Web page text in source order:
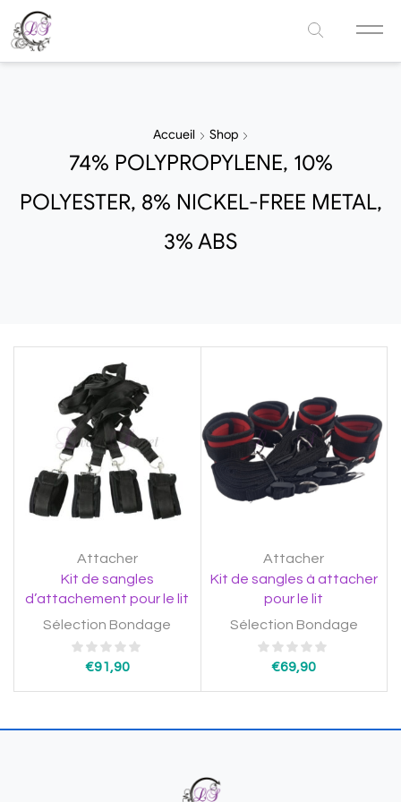
Accueil Shop
74% POLYPROPYLENE, 10%
POLYESTER, 8% NICKEL-FREE METAL,
3% ABS
Attacher
Kit de sangles
d’attachement pour le lit
Sélection Bondage
€91,90
Attacher
Kit de sangles à attacher
pour le lit
Sélection Bondage
€69,90